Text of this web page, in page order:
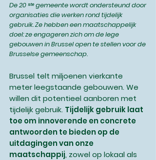
De 20 ˢᵗᵉ gemeente wordt ondersteund door
organisaties die werken rond tijdelijk
gebruik. Ze hebben een maatschappelijk
doel: ze engageren zich om de lege
gebouwen in Brussel open te stellen voor de
Brusselse gemeenschap.
Brussel telt miljoenen vierkante
meter leegstaande gebouwen. We
willen dit potentieel aanboren met
tijdelijk gebruik. Tijdelijk gebruik laat
toe om innoverende en concrete
antwoorden te bieden op de
uitdagingen van onze
maatschappij, zowel op lokaal als